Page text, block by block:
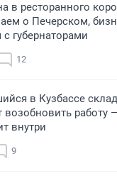
в ресторанного
о Печерском,
губернаторами
12
в Кузбассе
возобновить работу
внутри
9